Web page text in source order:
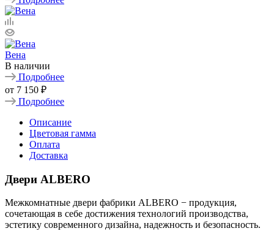
Вена
В наличии
Подробнее
от 7 150 ₽
Подробнее
Описание
Цветовая гамма
Оплата
Доставка
Двери ALBERO
Межкомнатные двери фабрики ALBERO − продукция,
сочетающая в себе достижения технологий производства,
эстетику современного дизайна, надежность и безопасность.